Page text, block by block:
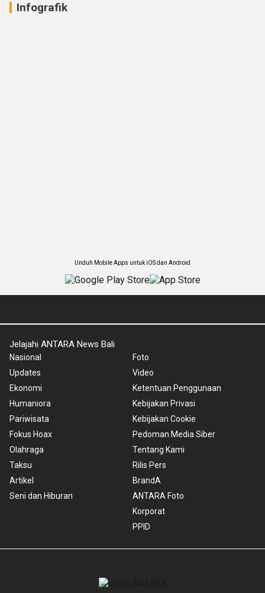
Infografik
Unduh Mobile Apps untuk iOS dan Android
Jelajahi ANTARA News Bali
Nasional
Updates
Ekonomi
Humaniora
Pariwisata
Fokus Hoax
Olahraga
Taksu
Artikel
Seni dan Hiburan
Foto
Video
Ketentuan Penggunaan
Kebijakan Privasi
Kebijakan Cookie
Pedoman Media Siber
Tentang Kami
Rilis Pers
BrandA
ANTARA Foto
Korporat
PPID